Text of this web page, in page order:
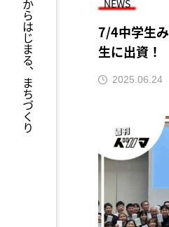
人からはじまる、まちづくり
NEWS
7/4中学生
生に出資！
2025.06.24